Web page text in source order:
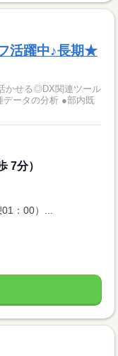
活躍中♪長期★
かせる◎DX関連ツール
7分）
：00）...